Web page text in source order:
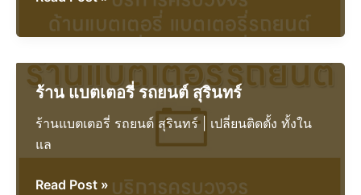
แบตเตอรี่
รถยนต์
ร้าน แบตเตอรี่ รถยนต์ สุรินทร์
ร้านแบตเตอรี่ รถยนต์ สุรินทร์ | เปลี่ยนติดตั้ง ทั้งใน
แล
ร้าน
Read Post »